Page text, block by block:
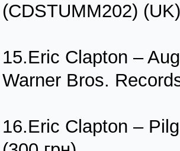
(CDSTUMM202) (UK)
15.Eric Clapton –
Warner Bros.
16.Eric Clapton –